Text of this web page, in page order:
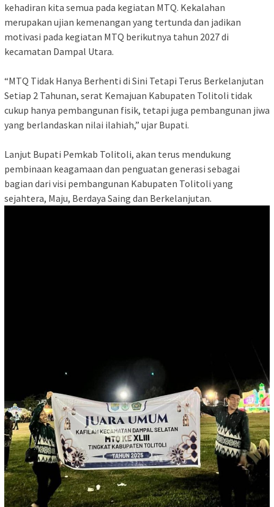
kehadiran kita semua pada kegiatan MTQ. Kekalahan
merupakan ujian kemenangan yang tertunda dan jadikan
motivasi pada kegiatan MTQ berikutnya tahun 2027 di
kecamatan Dampal Utara.
“MTQ Tidak Hanya Berhenti di Sini Tetapi Terus Berkelanjutan
Setiap 2 Tahunan, serat Kemajuan Kabupaten Tolitoli tidak
cukup hanya pembangunan fisik, tetapi juga pembangunan jiwa
yang berlandaskan nilai ilahiah,” ujar Bupati.
Lanjut Bupati Pemkab Tolitoli, akan terus mendukung
pembinaan keagamaan dan penguatan generasi sebagai
bagian dari visi pembangunan Kabupaten Tolitoli yang
sejahtera, Maju, Berdaya Saing dan Berkelanjutan.